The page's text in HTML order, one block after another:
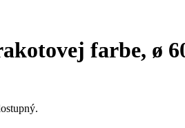
farbe, ø